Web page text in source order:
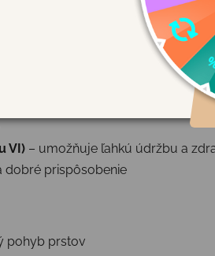
a premyslenému dizajnu sú
VI) – umožňuje ľahkú údržbu a
dobré prispôsobenie
pohyb prstov